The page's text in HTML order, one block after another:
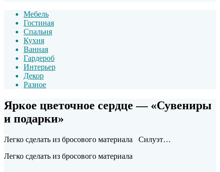
Мебель
Гостиная
Спальня
Кухня
Ванная
Гардероб
Интерьер
Декор
Разное
Яркое цветочное сердце — «Сувениры
и подарки»
Легко сделать из бросового материала Силуэт…
Легко сделать из бросового материала